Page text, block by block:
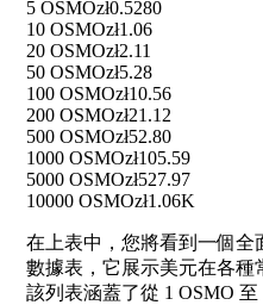
5 OSMOzł0.5280
10 OSMOzł1.06
20 OSMOzł2.11
50 OSMOzł5.28
100 OSMOzł10.56
200 OSMOzł21.12
500 OSMOzł52.80
1000 OSMOzł105.59
5000 OSMOzł527.97
10000 OSMOzł1.06K
在上表中，您將看到一個全
數據表，它展示美元在各種
該列表涵蓋了從 1 OSMO